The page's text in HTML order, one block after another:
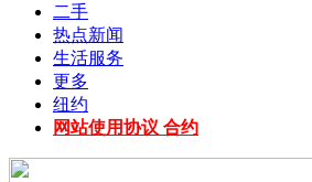
二手
热点新闻
生活服务
更多
纽约
网站使用协议 合约